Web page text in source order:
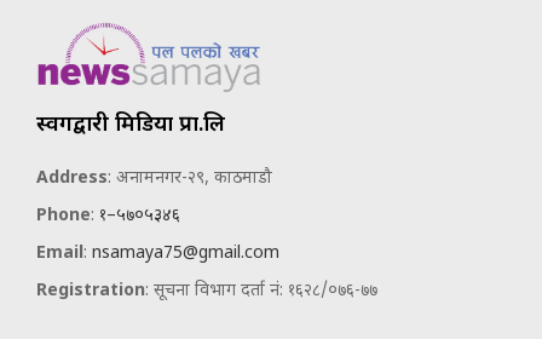
स्वर्गद्वारी मिडिया प्रा.लि
Address: अनामनगर-२९, काठमाडौ
Phone: १–५७०५३४६
Email: nsamaya75@gmail.com
Registration: सूचना विभाग दर्ता नं: १६२८/०७६-७७